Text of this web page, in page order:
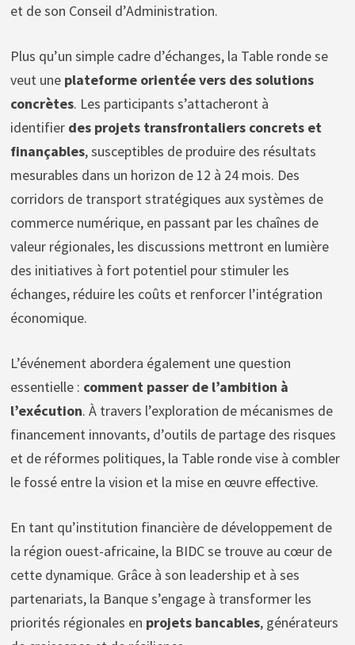
et de son Conseil d’Administration.
Plus qu’un simple cadre d’échanges, la Table ronde se
veut une plateforme orientée vers des solutions
concrètes. Les participants s’attacheront à
identifier des projets transfrontaliers concrets et
finançables, susceptibles de produire des résultats
mesurables dans un horizon de 12 à 24 mois. Des
corridors de transport stratégiques aux systèmes de
commerce numérique, en passant par les chaînes de
valeur régionales, les discussions mettront en lumière
des initiatives à fort potentiel pour stimuler les
échanges, réduire les coûts et renforcer l’intégration
économique.
L’événement abordera également une question
essentielle : comment passer de l’ambition à
l’exécution. À travers l’exploration de mécanismes de
financement innovants, d’outils de partage des risques
et de réformes politiques, la Table ronde vise à combler
le fossé entre la vision et la mise en œuvre effective.
En tant qu’institution financière de développement de
la région ouest-africaine, la BIDC se trouve au cœur de
cette dynamique. Grâce à son leadership et à ses
partenariats, la Banque s’engage à transformer les
priorités régionales en projets bancables, générateurs